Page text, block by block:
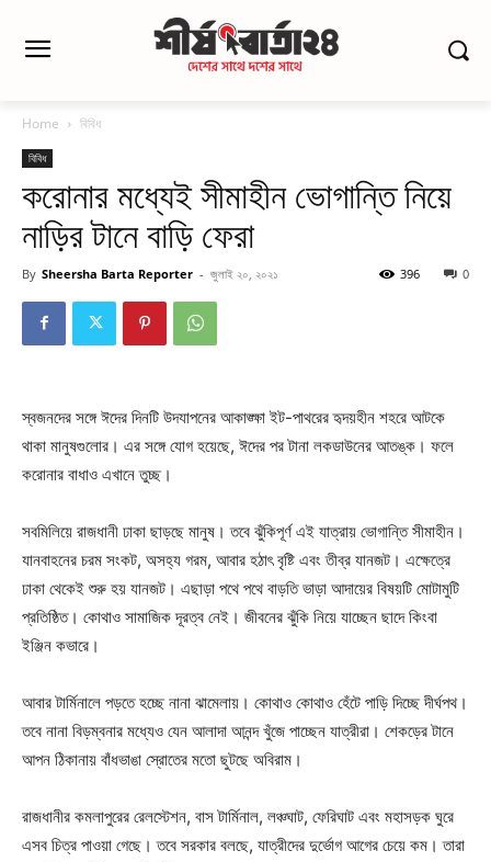
Home বিবিধ
বিবিধ
করোনার মধ্যেই সীমাহীন ভোগান্তি নিয়ে
নাড়ির টানে বাড়ি ফেরা
By Sheersha Barta Reporter - জুলাই ২০, ২০২১ 0
396
স্বজনদের সঙ্গে ঈদের দিনটি উদযাপনের আকাঙ্ক্ষা ইট-পাথরের হৃদয়হীন শহরে আটকে
থাকা মানুষগুলোর। এর সঙ্গে যোগ হয়েছে, ঈদের পর টানা লকডাউনের আতঙ্ক। ফলে
করোনার বাধাও এখানে তুচ্ছ।
সবমিলিয়ে রাজধানী ঢাকা ছাড়ছে মানুষ। তবে ঝুঁকিপূর্ণ এই যাত্রায় ভোগান্তি সীমাহীন।
যানবাহনের চরম সংকট, অসহ্য গরম, আবার হঠাৎ বৃষ্টি এবং তীব্র যানজট। এক্ষেত্রে
ঢাকা থেকেই শুরু হয় যানজট। এছাড়া পথে পথে বাড়তি ভাড়া আদায়ের বিষয়টি মোটামুটি
প্রতিষ্ঠিত। কোথাও সামাজিক দূরত্ব নেই। জীবনের ঝুঁকি নিয়ে যাচ্ছেন ছাদে কিংবা
ইঞ্জিন কভারে।
আবার টার্মিনালে পড়তে হচ্ছে নানা ঝামেলায়। কোথাও কোথাও হেঁটে পাড়ি দিচ্ছে দীর্ঘপথ।
তবে নানা বিড়ম্বনার মধ্যেও যেন আলাদা আনন্দ খুঁজে পাচ্ছেন যাত্রীরা। শেকড়ের টানে
আপন ঠিকানায় বাঁধভাঙা স্রোতের মতো ছুটছে অবিরাম।
রাজধানীর কমলাপুরের রেলস্টেশন, বাস টার্মিনাল, লঞ্চঘাট, ফেরিঘাট এবং মহাসড়ক ঘুরে
এসব চিত্র পাওয়া গেছে। তবে সরকার বলছে, যাত্রীদের দুর্ভোগ আগের চেয়ে কম। তারা